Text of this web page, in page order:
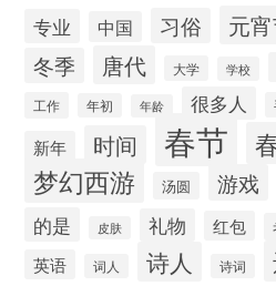
专业 中国 习俗 元
冬季 唐代 大学 学校
工作 年初 年龄 很多人
新年 时间 春节
梦幻西游 汤圆 游戏
的是 皮肤 礼物 红包
英语 词人 诗人 诗词